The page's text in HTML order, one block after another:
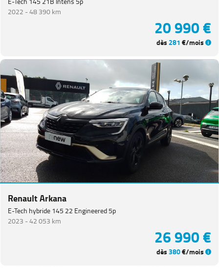
2022 -48 390 km
20 990 €
dès 281 €/mois
Renault Arkana
E-Tech hybride 145 22 Engineered 5p
2023 -42 053 km
26 990 €
dès380€/mois